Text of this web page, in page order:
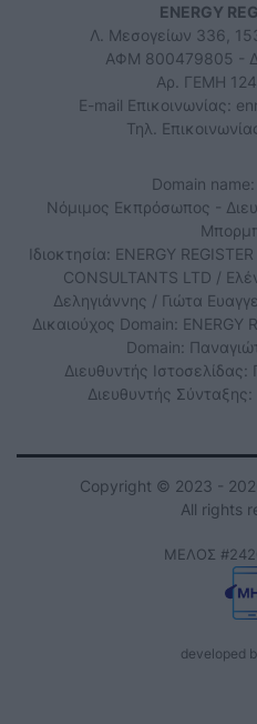
ENERGY
Λ. Μεσογείων 336,
ΑΦΜ 800479805 -
Αρ. ΓΕΜΗ
E-mail Επικοινωνίας:
Τηλ.
Domain
Νόμιμος Εκπρόσωπος -
Ιδιοκτησία: ENERGY
CONSULTANTS LTD /
Δεληγιάννης / Γιώτα
Δικαιούχος Domain: ENERGY
Domain:
Διευθυντής
Διευθυντής
Copyright © 2023 -
All rights
ΜΕΛΟΣ
developed